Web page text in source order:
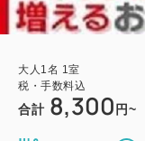
大人 1 名 1 室
税・手数料込
合計 8,300 円~